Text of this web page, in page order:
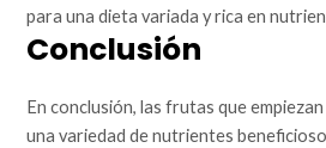
para una dieta variada y rica en
Conclusión
En conclusión, las frutas que
una variedad de nutrientes